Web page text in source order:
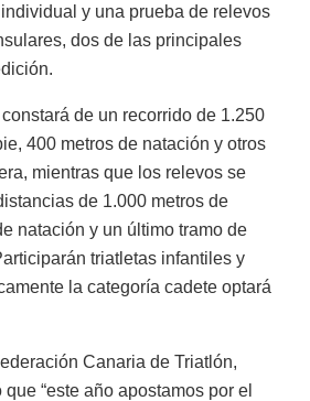
y una prueba de relevos
dos de las principales
de un recorrido de 1.250
400 metros de natación y otros
mientras que los relevos se
de 1.000 metros de
natación y un último tramo de
triatletas infantiles y
la categoría cadete optará
Canaria de Triatlón,
“este año apostamos por el